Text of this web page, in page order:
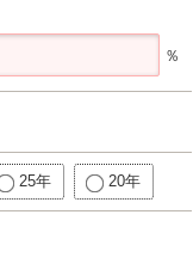
％
25年 20年